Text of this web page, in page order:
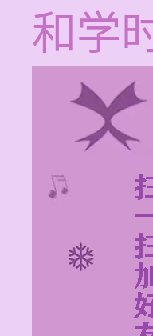
和学